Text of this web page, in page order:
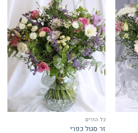
כל הזרים
זר סגול כפרי